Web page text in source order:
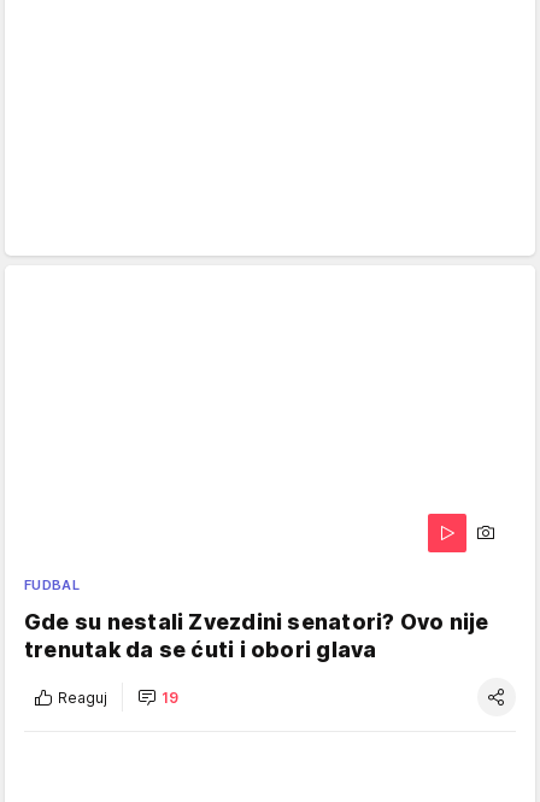
FUDBAL
Gde su nestali Zvezdini senatori? Ovo nije
trenutak da se ćuti i obori glava
Reaguj 19